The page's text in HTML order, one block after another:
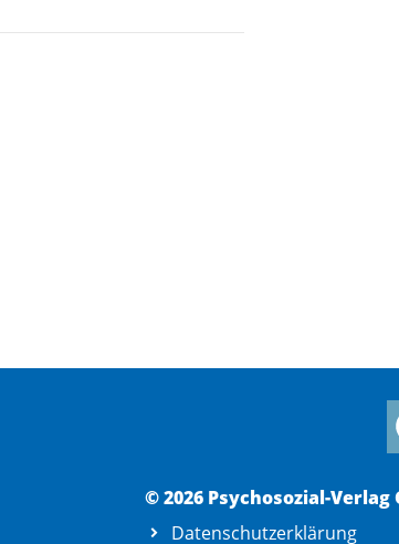
© 2026 Psychosozial-Verlag
Datenschutzerklärung